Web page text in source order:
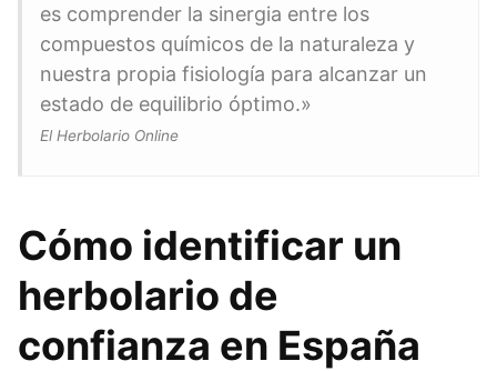
es comprender la sinergia entre los
compuestos químicos de la naturaleza y
nuestra propia fisiología para alcanzar un
estado de equilibrio óptimo.»
El Herbolario Online
Cómo identificar un
herbolario de
confianza en España